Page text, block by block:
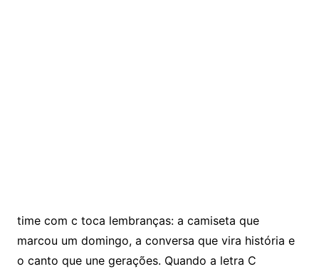
time com c toca lembranças: a camiseta que
marcou um domingo, a conversa que vira história e
o canto que une gerações. Quando a letra C